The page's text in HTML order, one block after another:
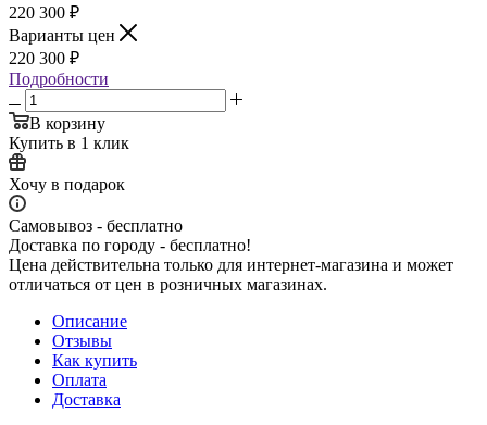
220 300 ₽
Варианты цен
220 300 ₽
Подробности
В корзину
Купить в 1 клик
Хочу в подарок
Самовывоз - бесплатно
Доставка по городу - бесплатно!
Цена действительна только для интернет-магазина и может
отличаться от цен в розничных магазинах.
Описание
Отзывы
Как купить
Оплата
Доставка